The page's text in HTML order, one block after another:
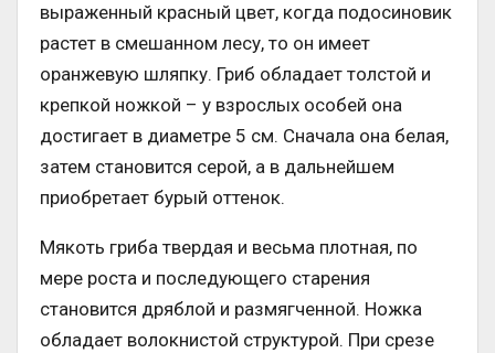
выраженный красный цвет, когда подосиновик
растет в смешанном лесу, то он имеет
оранжевую шляпку. Гриб обладает толстой и
крепкой ножкой – у взрослых особей она
достигает в диаметре 5 см. Сначала она белая,
затем становится серой, а в дальнейшем
приобретает бурый оттенок.
Мякоть гриба твердая и весьма плотная, по
мере роста и последующего старения
становится дряблой и размягченной. Ножка
обладает волокнистой структурой. При срезе